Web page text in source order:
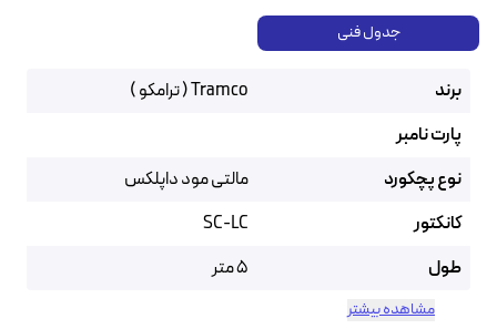
جدول فنی
برند
Tramco ( ترامکو )
پارت نامبر
نوع پچکورد
مالتی مود داپلکس
کانکتور
SC-LC
طول
5 متر
مشاهده بیشتر